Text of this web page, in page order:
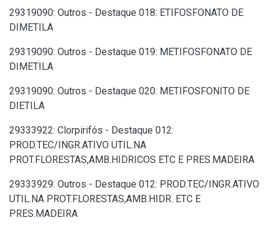
29319090: Outros - Destaque 018: ETIFOSFONATO DE
DIMETILA
29319090: Outros - Destaque 019: METIFOSFONATO DE
DIMETILA
29319090: Outros - Destaque 020: METIFOSFONITO DE
DIETILA
29333922: Clorpirifós - Destaque 012:
PROD.TEC/INGR.ATIVO UTIL.NA
PROT.FLORESTAS,AMB.HIDRICOS ETC E PRES.MADEIRA
29333929: Outros - Destaque 012: PROD.TEC/INGR.ATIVO
UTIL.NA PROT.FLORESTAS,AMB.HIDR. ETC E
PRES.MADEIRA